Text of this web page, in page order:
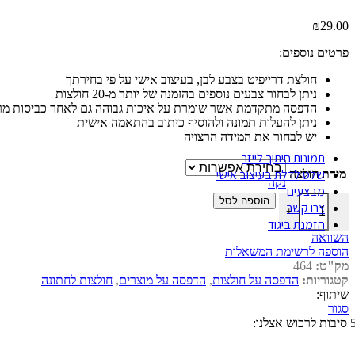
הולנד
ניו יורק
תמונות חיתוך לייזר
שלט לדלת בעיצוב אישי
מבצעים
צרו קשר
הזמנת ביגוד
₪29.00
פרטים נוספים:
חולצת דרייפיט בצבע לבן, בעיצוב אישי על פי בחירתך
ניתן לבחור צבעים נוספים בהזמנה של יותר מ-20 חולצות
הדפסה מתקדמת אשר שומרת על איכות גבוהה גם לאחר כביסות
ניתן להעלות תמונה ולהוסיף כיתוב בהתאמה אישית
יש לבחור את המידה הרצויה
מידת חולצה
נקה
-
כמות של חולצה לחתונה דגם "סופר אבא"
+
הוספה לסל
השוואה
הוספה לרשימת המשאלות
מק"ט: 464
קטגוריות: הדפסה על חולצות, הדפסה על מוצרים, חולצות לחתונה
שיתוף:
סגור
אצלנו: